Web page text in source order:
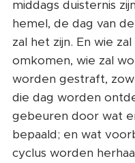
middags duisternis
hemel, de dag van
zal het zijn. En wie
omkomen, wie zal
worden gestraft,
die dag worden
gebeuren door wat
bepaald; en wat
cyclus worden